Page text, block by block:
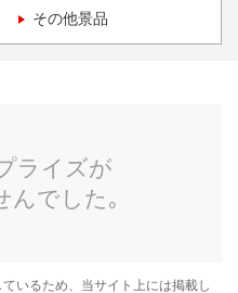
その他景品